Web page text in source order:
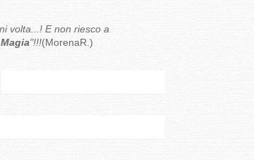
volta...! E non riesco a
"!!!(MorenaR.)